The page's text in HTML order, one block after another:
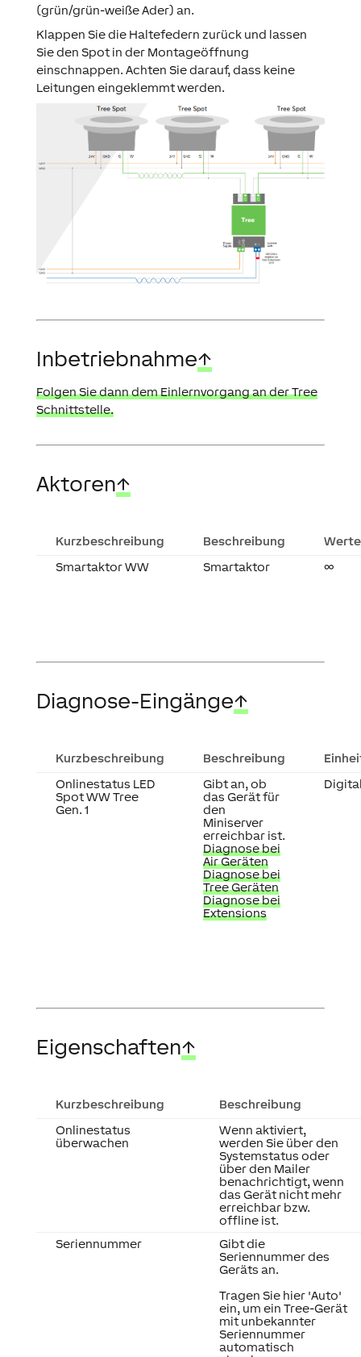
(grün/grün-weiße Ader) an.
Klappen Sie die Haltefedern zurück und lassen
Sie den Spot in der Montageöffnung
einschnappen. Achten Sie darauf, dass keine
Leitungen eingeklemmt werden.
Inbetriebnahme↑
Folgen Sie dann dem Einlernvorgang an der Tree
Schnittstelle.
Aktoren↑
Kurzbeschreibung Beschreibung
Smartaktor WW
Smartaktor ∞
Diagnose-Eingänge↑
Kurzbeschreibung Beschreibung
Onlinestatus LED
Spot WW Tree
Gen. 1
Gibt an, ob
das Gerät für
den
Miniserver
erreichbar ist.
Diagnose bei
Air Geräten
Diagnose bei
Tree Geräten
Diagnose bei
Extensions
Eigenschaften↑
Kurzbeschreibung
Beschreibung
Onlinestatus
überwachen
Wenn aktiviert,
werden Sie über den
Systemstatus oder
über den Mailer
benachrichtigt, wenn
das Gerät nicht mehr
erreichbar bzw.
offline ist.
Seriennummer
Gibt die
Seriennummer des
Geräts an.
Tragen Sie hier 'Auto'
ein, um ein Tree-Gerät
mit unbekannter
Seriennummer
automatisch